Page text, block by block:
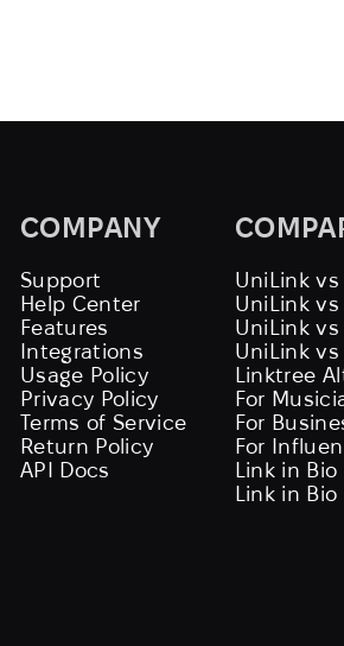
COMPANY
Support
Help Center
Features
Integrations
Usage Policy
Privacy Policy
Terms of Service
Return Policy
API Docs
UniLink
UniLink
UniLink vs
UniLink vs
Linktree
For
For
For
Link in
Link in